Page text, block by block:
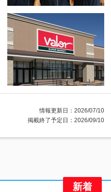
情報更新日：2026/07/10
掲載終了予定日：2026/09/10